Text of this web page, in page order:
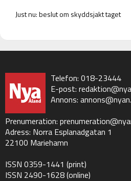
Just nu: beslut om skyddsjakt taget
Telefon: 018-23444
E-post:
Annons:
Prenumeration:
Adress: Norra Esplanadgatan 1
22100 Mariehamn
ISSN 0359-1441 (print)
ISSN 2490-1628 (online)